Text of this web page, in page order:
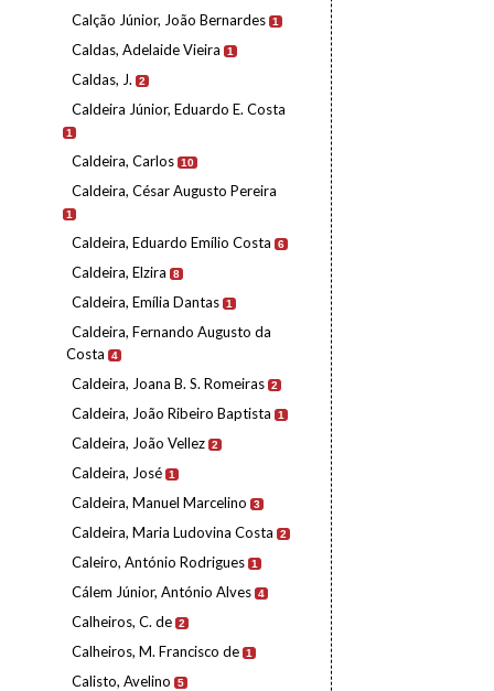
Calção Júnior, João Bernardes 1
Caldas, Adelaide Vieira 1
Caldas, J. 2
Caldeira Júnior, Eduardo E. Costa
1
Caldeira, Carlos 10
Caldeira, César Augusto Pereira
1
Caldeira, Eduardo Emílio Costa 6
Caldeira, Elzira 8
Caldeira, Emília Dantas 1
Caldeira, Fernando Augusto da
Costa
4
Caldeira, Joana B. S. Romeiras 2
Caldeira, João Ribeiro Baptista 1
Caldeira, João Vellez 2
Caldeira, José 1
Caldeira, Manuel Marcelino 3
Caldeira, Maria Ludovina Costa 2
Caleiro, António Rodrigues 1
Cálem Júnior, António Alves 4
Calheiros, C. de 2
Calheiros, M. Francisco de 1
Calisto, Avelino 5